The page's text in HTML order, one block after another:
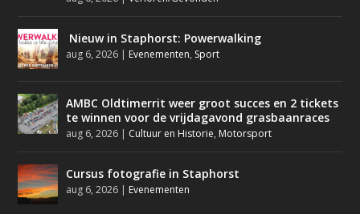
Nieuw in Staphorst: Powerwalking
aug 6, 2026 | Evenementen, Sport
AMBC Oldtimerrit weer groot succes en 2 tickets
te winnen voor de vrijdagavond grasbaanraces
aug 6, 2026 | Cultuur en Historie, Motorsport
Cursus fotografie in Staphorst
aug 6, 2026 | Evenementen